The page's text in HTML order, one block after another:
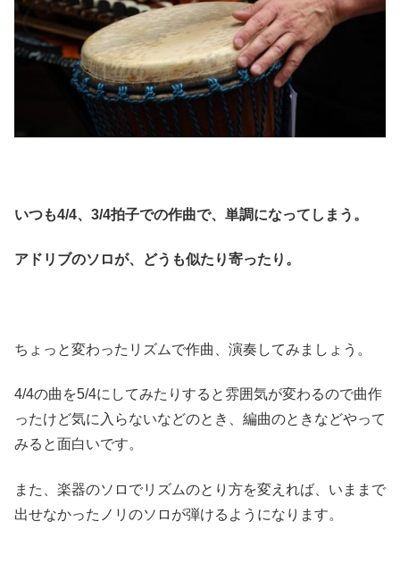
いつも4/4、3/4拍子での作曲で、単調になってしまう。
アドリブのソロが、どうも似たり寄ったり。
ちょっと変わったリズムで作曲、演奏してみましょう。
4/4の曲を5/4にしてみたりすると雰囲気が変わるので曲作
ったけど気に入らないなどのとき、編曲のときなどやって
みると面白いです。
また、楽器のソロでリズムのとり方を変えれば、いままで
出せなかったノリのソロが弾けるようになります。